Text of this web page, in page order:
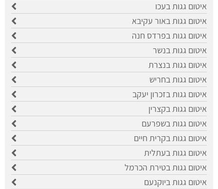
איטום גגות בעכו
איטום גגות באור עקיבא
איטום גגות בפרדס חנה
איטום גגות בנשר
איטום גגות בנצרת
איטום גגות בחריש
איטום גגות בזכרון יעקב
איטום גגות בקצרין
איטום גגות בשפרעם
איטום גגות בקרית חיים
איטום גגות בעתלית
איטום גגות בטירת הכרמל
איטום גגות ביוקנעם